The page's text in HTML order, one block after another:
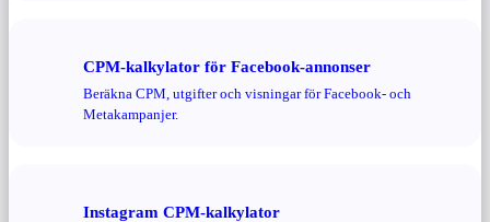
CPM-kalkylator för Facebook-annonser
Beräkna CPM, utgifter och visningar för Facebook- och
Metakampanjer.
Instagram CPM-kalkylator